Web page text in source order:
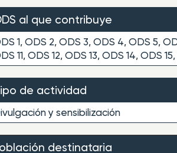
al que contribuye
1, ODS 2, ODS 3, ODS 4, ODS 5,
11, ODS 12, ODS 13, ODS 14, ODS
de actividad
y sensibilización
destinataria